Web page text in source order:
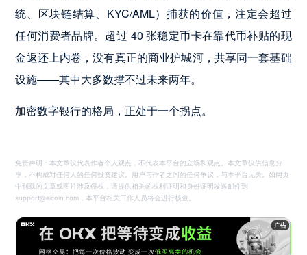
统、区块链结算、KYC/AML）捕获的价值，注定会超过
任何消费者品牌。超过 40 张稳定币卡在靠代币补贴的现
金返还上内卷，没有真正的商业护城河，共享同一套基础
设施——其中大多数撑不过未来两年。
加密数字银行的格局，正处于一个拐点。
免责声明：本文章仅代表作者个人观点，不代表本平台的立场和观点。本文章仅供信息分
享，不构成对任何人的任何投资建议。用户与作者之间的任何争议，与本平台无关。如网页
中刊载的文章或图片涉及侵权，请提供相关的权利证明和身份证明发送邮件到
support@aicoin.com，本平台相关工作人员将会进行核查。
广告